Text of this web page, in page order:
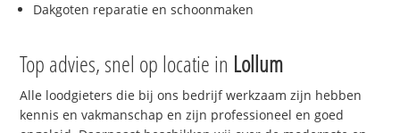
Dakgoten reparatie en schoonmaken
Top advies, snel op locatie in Lollum
Alle loodgieters die bij ons bedrijf werkzaam zijn hebben
kennis en vakmanschap en zijn professioneel en goed